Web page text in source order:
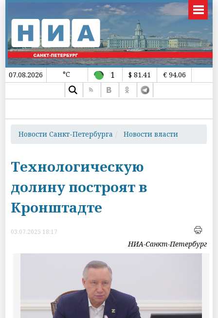
07.08.2026 °C 1 $ 81.41 € 94.06
Новости Санкт-Петербурга Новости власти
Технологическую
долину построят в
Кронштадте
03.07.2025 18:17
НИА-Санкт-Петербург